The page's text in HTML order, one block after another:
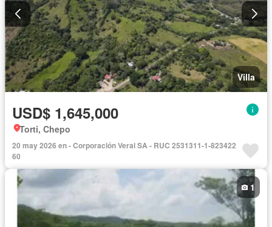
Villa
USD$ 1,645,000
Torti, Chepo
20 may 2026 en - Corporación Veral SA - RUC 2531311-1-823422
60
1